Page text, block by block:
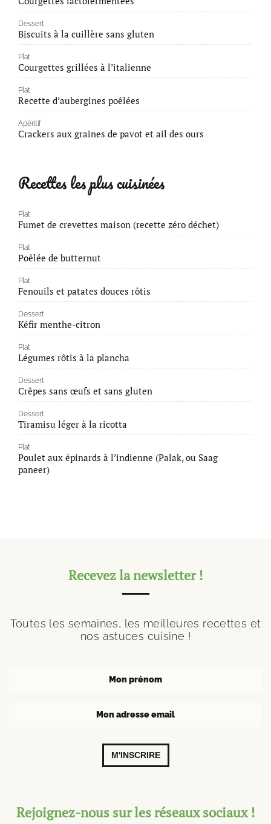
Dessert
Biscuits à la cuillère sans gluten
Plat
Courgettes grillées à l’italienne
Plat
Recette d’aubergines poêlées
Apéritif
Crackers aux graines de pavot et ail des ours
Recettes les plus cuisinées
Plat
Fumet de crevettes maison (recette zéro déchet)
Plat
Poêlée de butternut
Plat
Fenouils et patates douces rôtis
Dessert
Kéfir menthe-citron
Plat
Légumes rôtis à la plancha
Dessert
Crêpes sans œufs et sans gluten
Dessert
Tiramisu léger à la ricotta
Plat
Poulet aux épinards à l’indienne (Palak, ou Saag
paneer)
Recevez la newsletter !
Toutes les semaines, les meilleures recettes et
nos astuces cuisine !
M'INSCRIRE
Rejoignez-nous sur les réseaux sociaux !